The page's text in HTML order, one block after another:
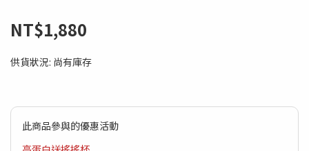
NT$1,880
供貨狀況: 尚有庫存
此商品參與的優惠活動